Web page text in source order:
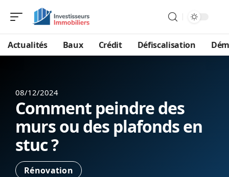
Actualités Baux Crédit Défiscalisation
08/12/2024
Comment peindre des
murs ou des plafonds en
stuc ?
Rénovation